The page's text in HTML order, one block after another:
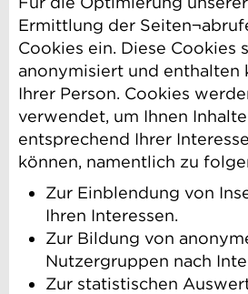
Ermittlung der
Cookies ein. Diese Cookies
anonymisiert und enthalten
Ihrer Person. Cookies
verwendet, um Ihnen
entsprechend Ihrer
können, namentlich zu
Zur Einblendung von
Ihren Interessen.
Zur Bildung von
Nutzergruppen nach
Zur statistischen